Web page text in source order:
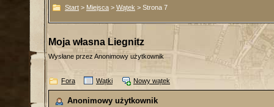
Start > Miejsca > Wątek > Strona 7
Moja własna Liegnitz
Wysłane przez Anonimowy użytkownik
Fora Wątki Nowy wątek
Anonimowy użytkownik